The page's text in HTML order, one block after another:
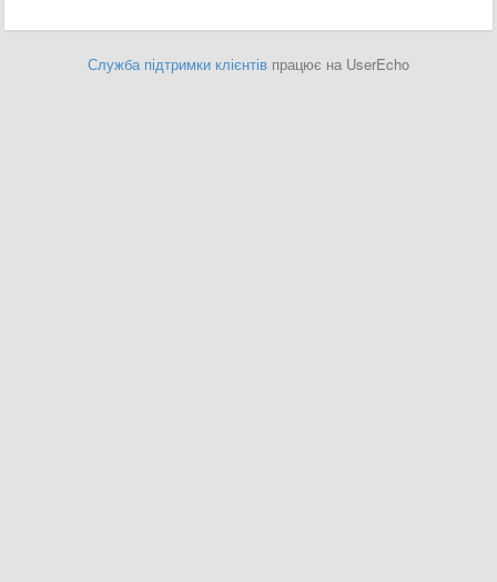
Служба підтримки клієнтів працює на UserEcho